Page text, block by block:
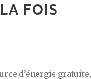
FOIS
d’énergie gratuite,